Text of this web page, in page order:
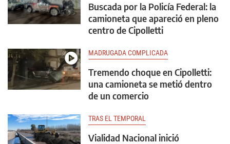
Buscada por la Policía Federal: la
camioneta que apareció en pleno
centro de Cipolletti
MADRUGADA COMPLICADA
Tremendo choque en Cipolletti:
una camioneta se metió dentro
de un comercio
TRAS EL TEMPORAL
Vialidad Nacional inició